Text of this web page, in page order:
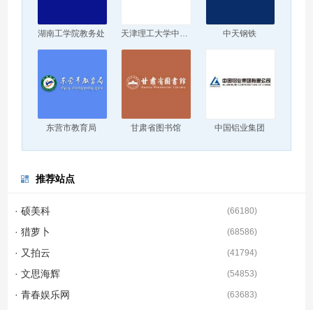
湖南工学院教务处 天津理工大学中环信息学院 中天钢铁
东营市教育局 甘肃省图书馆 中国铝业集团
推荐站点
· 硕美科 (66180)
· 猎萝卜 (68586)
· 又拍云 (41794)
· 文思海辉 (54853)
· 青春娱乐网 (63683)